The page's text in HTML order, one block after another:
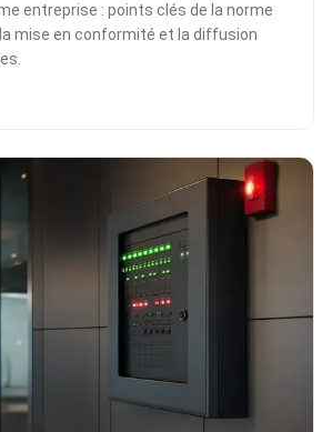
entreprise : points clés de la norme
la mise en conformité et la diffusion